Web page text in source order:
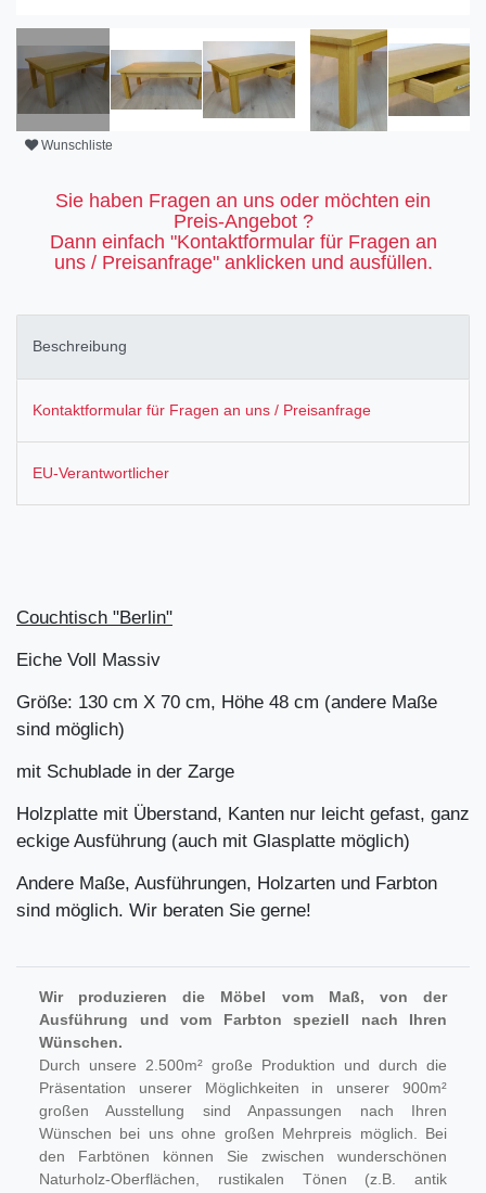
Wunschliste
Sie haben Fragen an uns oder möchten ein
Preis-Angebot ?
Dann einfach "Kontaktformular für Fragen an
uns / Preisanfrage" anklicken und ausfüllen.
Beschreibung
Kontaktformular für Fragen an uns / Preisanfrage
EU-Verantwortlicher
Couchtisch "Berlin"
Eiche Voll Massiv
Größe: 130 cm X 70 cm, Höhe 48 cm (andere Maße
sind möglich)
mit Schublade in der Zarge
Holzplatte mit Überstand, Kanten nur leicht gefast, ganz
eckige Ausführung (auch mit Glasplatte möglich)
Andere Maße, Ausführungen, Holzarten und Farbton
sind möglich. Wir beraten Sie gerne!
Wir produzieren die Möbel vom Maß, von der
Ausführung und vom Farbton speziell nach Ihren
Wünschen.
Durch unsere 2.500m² große Produktion und durch die
Präsentation unserer Möglichkeiten in unserer 900m²
großen Ausstellung sind Anpassungen nach Ihren
Wünschen bei uns ohne großen Mehrpreis möglich. Bei
den Farbtönen können Sie zwischen wunderschönen
Naturholz-Oberflächen, rustikalen Tönen (z.B. antik